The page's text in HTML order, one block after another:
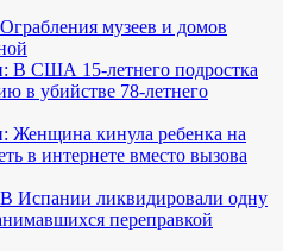
музеев и домов
В США 15-летнего подростка
в убийстве 78-летнего
Женщина кинула ребенка на
в интернете вместо вызова
Испании ликвидировали одну
переправкой